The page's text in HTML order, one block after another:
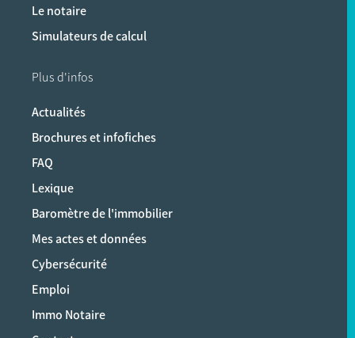
Le notaire
Simulateurs de calcul
Plus d'infos
Actualités
Brochures et infofiches
FAQ
Lexique
Baromètre de l'immobilier
Mes actes et données
Cybersécurité
Emploi
Immo Notaire